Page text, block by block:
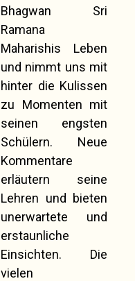
Bhagwan Sri
Ramana
Maharishis Leben
und nimmt uns mit
hinter die Kulissen
zu Momenten mit
seinen engsten
Schülern. Neue
Kommentare
erläutern seine
Lehren und bieten
unerwartete und
erstaunliche
Einsichten. Die
vielen